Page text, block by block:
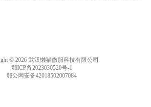
© 2026 武汉懒猫微服科技有限公司
鄂ICP备2023030520号-1
鄂公网安备42018502007084